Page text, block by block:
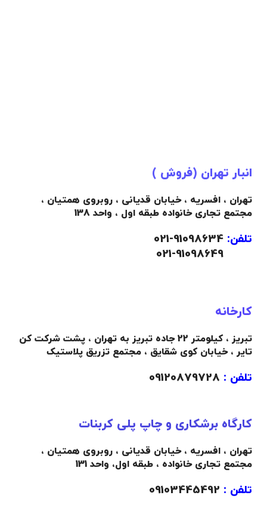
انبار تهران (فروش )
تهران ، افسریه ، خیابان قدیانی ، روبروی همتیان ،
مجتمع تجاری خانواده طبقه اول ، واحد 138
تلفن:
کارخانه
تبریز ، کیلومتر 22 جاده تبریز به تهران ، پشت شرکت کن
تایر ، خیابان کوی شقایق ، مجتمع تزریق پلاستیک
تلفن :
کارگاه برشکاری و چاپ پلی کربنات
تهران ، افسریه ، خیابان قدیانی ، روبروی همتیان ،
مجتمع تجاری خانواده ، طبقه اول، واحد 131
تلفن :